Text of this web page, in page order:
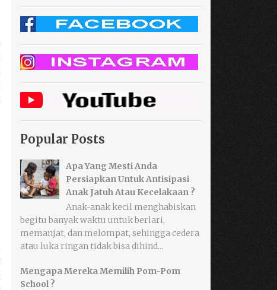
Popular Posts
Apa Yang Mesti Anda
Persiapkan Untuk Antisipasi
Anak Jatuh Atau Kecelakaan ?
Anak-anak kecil menghabiskan
begitu banyak waktu untuk berlari,
memanjat, dan melompat, sehingga cedera
atau luka ringan tidak bisa dihind...
Mengapa Mereka Memilih Pom-Pom
School ?